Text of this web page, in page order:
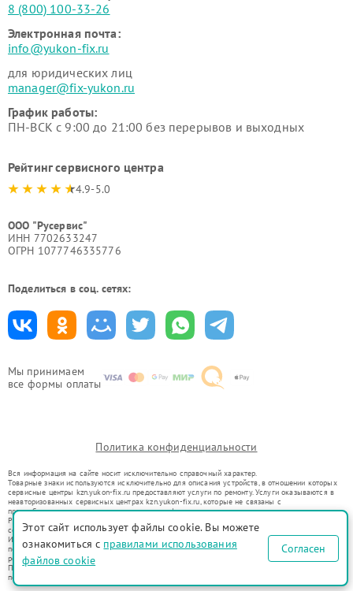
Мы принимаем
все формы оплаты
8 (800) 100-33-26
Электронная почта:
info@yukon-fix.ru
для юридических лиц
manager@fix-yukon.ru
График работы:
ПН-ВСК с 9:00 до 21:00 без перерывов и выходных
Рейтинг сервисного центра
4.9-5.0
ООО "Русервис"
ИНН 7702633247
ОГРН 1077746335776
Поделиться в соц. сетях:
Политика конфиденциальности
Вся информация на сайте носит исключительно справочный характер.
Товарные знаки используются исключительно для описания устройств, в отношении которых
сервисные центры kzn.yukon-fix.ru предоставляют услуги по ремонту. Услуги оказываются в
неавторизованных сервисных центрах kzn.yukon-fix.ru, которые не связаны с
правообладателями товарных знаков или их официальными представителями.
Ремонт осуществляется для устройств, уже введенных в гражданский оборот в соответствии
со статьей 1487 ГК РФ.
Использование товарных знаков не преследует цели индивидуализации услуг или введения
потребителей в заблуждение, а служит для информирования о предоставляемых услугах по
ремонту техники указанных брендов.
Представленная на сайте информация не является публичной офертой, определяемой
положениями Статьи 437(2) Гражданского кодекса РФ
Этот сайт использует файлы cookie. Вы можете
ознакомиться с правилами использования
файлов cookie
Согласен